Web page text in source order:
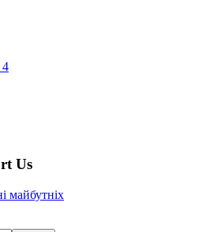
Us